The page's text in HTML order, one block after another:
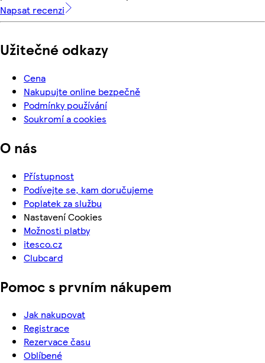
Napsat recenzi
Užitečné odkazy
Cena
Nakupujte online bezpečně
Podmínky používání
Soukromí a cookies
O nás
Přístupnost
Podívejte se, kam doručujeme
Poplatek za službu
Nastavení Cookies
Možnosti platby
itesco.cz
Clubcard
Pomoc s prvním nákupem
Jak nakupovat
Registrace
Rezervace času
Oblíbené